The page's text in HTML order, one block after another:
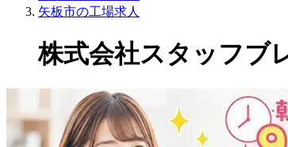
矢板市の工場求人
株式会社スタッフブ